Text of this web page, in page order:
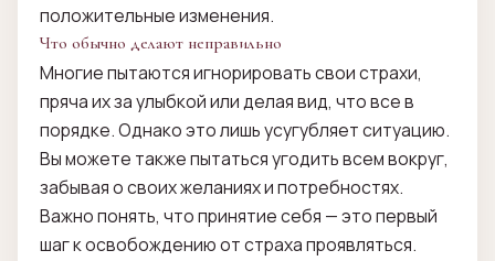
положительные изменения.
Что обычно делают неправильно
Многие пытаются игнорировать свои страхи,
пряча их за улыбкой или делая вид, что все в
порядке. Однако это лишь усугубляет ситуацию.
Вы можете также пытаться угодить всем вокруг,
забывая о своих желаниях и потребностях.
Важно понять, что принятие себя — это первый
шаг к освобождению от страха проявляться.